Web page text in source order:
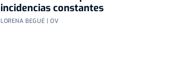
incidencias constantes
LORENA BEGUÉ | OV